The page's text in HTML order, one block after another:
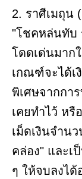
2. ราศีเมถุน
"โชคหล่นทับ
โดดเด่นมาก
เกณฑ์จะได้เ
พิเศษจากกา
เคยทำไว้ ห
เม็ดเงินจำน
คล่อง" และเ
ๆ ให้จบลงได้